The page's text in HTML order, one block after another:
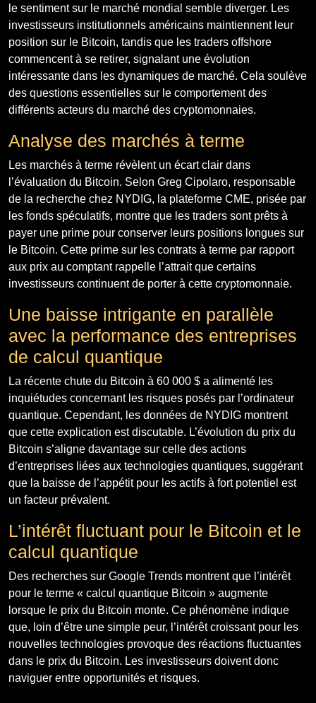
le sentiment sur le marché mondial semble diverger. Les
investisseurs institutionnels américains maintiennent leur
position sur le Bitcoin, tandis que les traders offshore
commencent à se retirer, signalant une évolution
intéressante dans les dynamiques de marché. Cela soulève
des questions essentielles sur le comportement des
différents acteurs du marché des cryptomonnaies.
Analyse des marchés à terme
Les marchés à terme révèlent un écart clair dans
l’évaluation du Bitcoin. Selon Greg Cipolaro, responsable
de la recherche chez NYDIG, la plateforme CME, prisée par
les fonds spéculatifs, montre que les traders sont prêts à
payer une prime pour conserver leurs positions longues sur
le Bitcoin. Cette prime sur les contrats à terme par rapport
aux prix au comptant rappelle l’attrait que certains
investisseurs continuent de porter à cette cryptomonnaie.
Une baisse intrigante en parallèle
avec la performance des entreprises
de calcul quantique
La récente chute du Bitcoin à 60 000 $ a alimenté les
inquiétudes concernant les risques posés par l’ordinateur
quantique. Cependant, les données de NYDIG montrent
que cette explication est discutable. L’évolution du prix du
Bitcoin s’aligne davantage sur celle des actions
d’entreprises liées aux technologies quantiques, suggérant
que la baisse de l’appétit pour les actifs à fort potentiel est
un facteur prévalent.
L’intérêt fluctuant pour le Bitcoin et le
calcul quantique
Des recherches sur Google Trends montrent que l’intérêt
pour le terme « calcul quantique Bitcoin » augmente
lorsque le prix du Bitcoin monte. Ce phénomène indique
que, loin d’être une simple peur, l’intérêt croissant pour les
nouvelles technologies provoque des réactions fluctuantes
dans le prix du Bitcoin. Les investisseurs doivent donc
naviguer entre opportunités et risques.